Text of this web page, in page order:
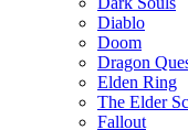
Diablo
Doom
Dragon
Elden Ring
The Elder
Fallout